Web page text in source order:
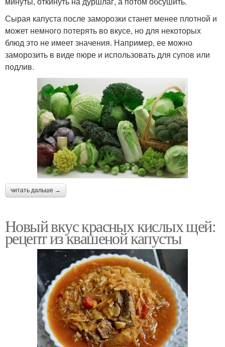
Сырая капуста после заморозки станет менее плотной и
может немного потерять во вкусе, но для некоторых
блюд это не имеет значения. Например, ее можно
заморозить в виде пюре и использовать для супов или
подлив.
читать дальше →
Новый вкус красных кислых щей:
рецепт из квашеной капусты